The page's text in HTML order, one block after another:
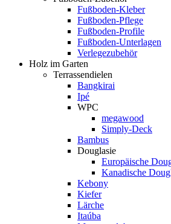
Fußboden-Kleber
Fußboden-Pflege
Fußboden-Profile
Fußboden-Unterlagen
Verlegezubehör
Holz im Garten
Terrassendielen
Bangkirai
Ipé
WPC
megawood
Simply-Deck
Bambus
Douglasie
Europäische
Kanadische
Kebony
Kiefer
Lärche
Itaúba